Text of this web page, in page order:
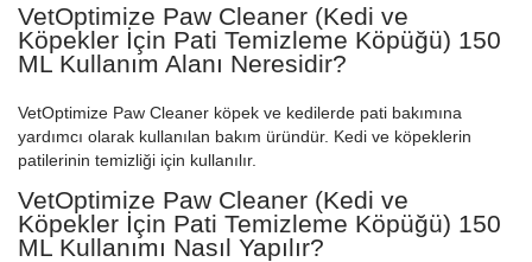
VetOptimize Paw Cleaner (Kedi ve
Köpekler İçin Pati Temizleme Köpüğü) 150
ML Kullanım Alanı Neresidir?
VetOptimize Paw Cleaner köpek ve kedilerde pati bakımına
yardımcı olarak kullanılan bakım üründür. Kedi ve köpeklerin
patilerinin temizliği için kullanılır.
VetOptimize Paw Cleaner (Kedi ve
Köpekler İçin Pati Temizleme Köpüğü) 150
ML Kullanımı Nasıl Yapılır?